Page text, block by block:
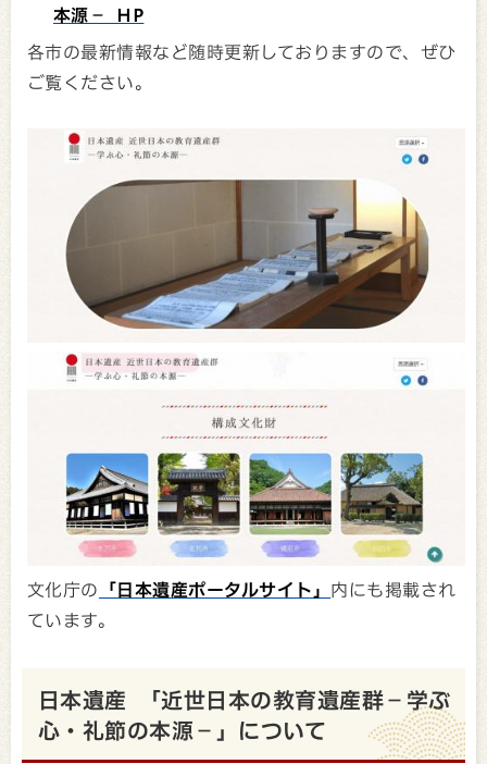
本源－ HP
各市の最新情報など随時更新しておりますので、ぜひ
ご覧ください。
文化庁の 「日本遺産ポータルサイト」 内にも掲載され
ています。
日本遺産 「近世日本の教育遺産群－学ぶ
心・礼節の本源－」について